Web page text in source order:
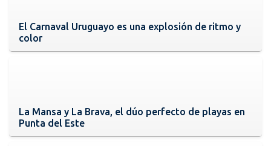
El Carnaval Uruguayo es una explosión de ritmo y
color
La Mansa y La Brava, el dúo perfecto de playas en
Punta del Este